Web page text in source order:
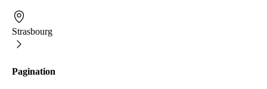
Strasbourg
Pagination